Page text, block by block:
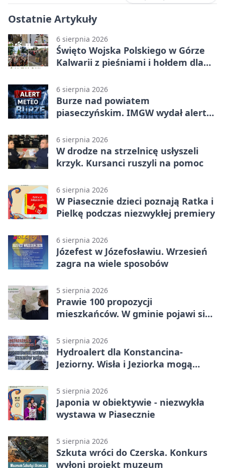
Ostatnie Artykuły
6 sierpnia 2026
Święto Wojska Polskiego w Górze
Kalwarii z pieśniami i hołdem dla
6 sierpnia 2026
Burze nad powiatem
piaseczyńskim. IMGW wydał alert
6 sierpnia 2026
W drodze na strzelnicę usłyszeli
krzyk. Kursanci ruszyli na pomoc
6 sierpnia 2026
W Piasecznie dzieci poznają Ratka i
Pielkę podczas niezwykłej premiery
6 sierpnia 2026
Józefest w Józefosławiu. Wrzesień
zagra na wiele sposobów
5 sierpnia 2026
Prawie 100 propozycji
mieszkańców. W gminie pojawi się
5 sierpnia 2026
Hydroalert dla Konstancina-
Jeziorny. Wisła i Jeziorka mogą
5 sierpnia 2026
Japonia w obiektywie - niezwykła
wystawa w Piasecznie
5 sierpnia 2026
Szkuta wróci do Czerska. Konkurs
wyłoni projekt muzeum